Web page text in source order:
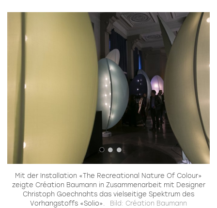
Mit der Installation «The Recreational Nature Of Colour»
zeigte Création Baumann in Zusammenarbeit mit Designer
Christoph Goechnahts das vielseitige Spektrum des
Vorhangstoffs «Solio».
Bild: Création Baumann